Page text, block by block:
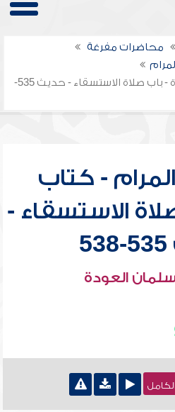
محاضرات مفرغة
شرح بلوغ المرام - كتاب الصلاة - باب صلاة الاستسقاء - حديث 535-
- كتاب
الاستسقاء -
العودة
الكامل